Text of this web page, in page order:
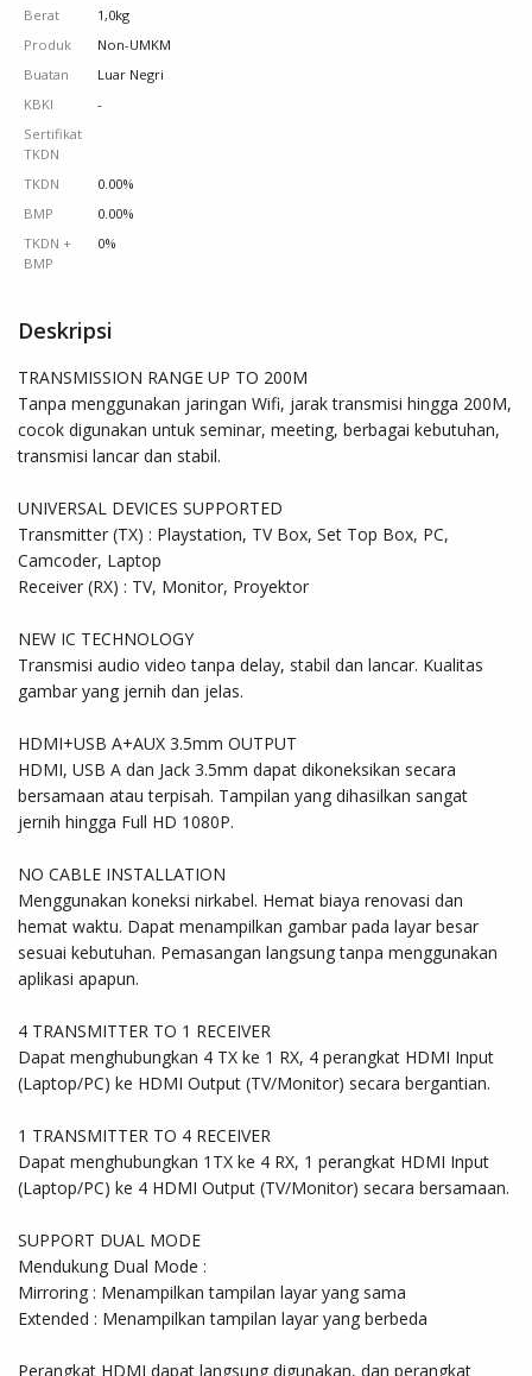
Berat
1,0kg
Produk
Non-UMKM
Buatan
Luar Negri
KBKI
-
Sertifikat
TKDN
TKDN
0.00%
BMP
0.00%
TKDN +
BMP
0%
Deskripsi
TRANSMISSION RANGE UP TO 200M
Tanpa menggunakan jaringan Wifi, jarak transmisi hingga 200M,
cocok digunakan untuk seminar, meeting, berbagai kebutuhan,
transmisi lancar dan stabil.
UNIVERSAL DEVICES SUPPORTED
Transmitter (TX) : Playstation, TV Box, Set Top Box, PC,
Camcoder, Laptop
Receiver (RX) : TV, Monitor, Proyektor
NEW IC TECHNOLOGY
Transmisi audio video tanpa delay, stabil dan lancar. Kualitas
gambar yang jernih dan jelas.
HDMI+USB A+AUX 3.5mm OUTPUT
HDMI, USB A dan Jack 3.5mm dapat dikoneksikan secara
bersamaan atau terpisah. Tampilan yang dihasilkan sangat
jernih hingga Full HD 1080P.
NO CABLE INSTALLATION
Menggunakan koneksi nirkabel. Hemat biaya renovasi dan
hemat waktu. Dapat menampilkan gambar pada layar besar
sesuai kebutuhan. Pemasangan langsung tanpa menggunakan
aplikasi apapun.
4 TRANSMITTER TO 1 RECEIVER
Dapat menghubungkan 4 TX ke 1 RX, 4 perangkat HDMI Input
(Laptop/PC) ke HDMI Output (TV/Monitor) secara bergantian.
1 TRANSMITTER TO 4 RECEIVER
Dapat menghubungkan 1TX ke 4 RX, 1 perangkat HDMI Input
(Laptop/PC) ke 4 HDMI Output (TV/Monitor) secara bersamaan.
SUPPORT DUAL MODE
Mendukung Dual Mode :
Mirroring : Menampilkan tampilan layar yang sama
Extended : Menampilkan tampilan layar yang berbeda
Perangkat HDMI dapat langsung digunakan, dan perangkat